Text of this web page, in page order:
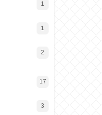
1
1
2
17
3